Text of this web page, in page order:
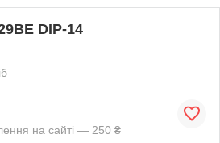
DIP-14
на сайті — 250 ₴